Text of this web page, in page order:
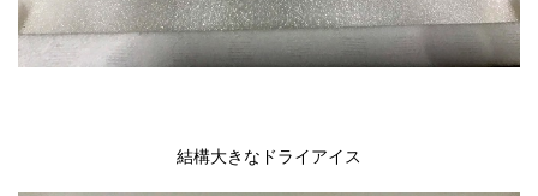
結構大きなドライアイス